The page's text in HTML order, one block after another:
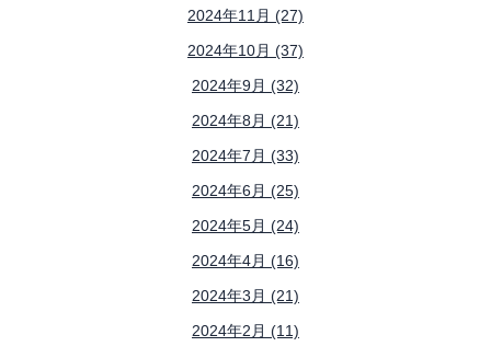
2024年11月 (27)
2024年10月 (37)
2024年9月 (32)
2024年8月 (21)
2024年7月 (33)
2024年6月 (25)
2024年5月 (24)
2024年4月 (16)
2024年3月 (21)
2024年2月 (11)